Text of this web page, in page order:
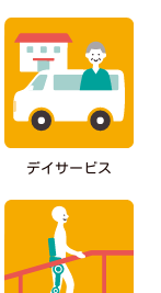
デイサービス